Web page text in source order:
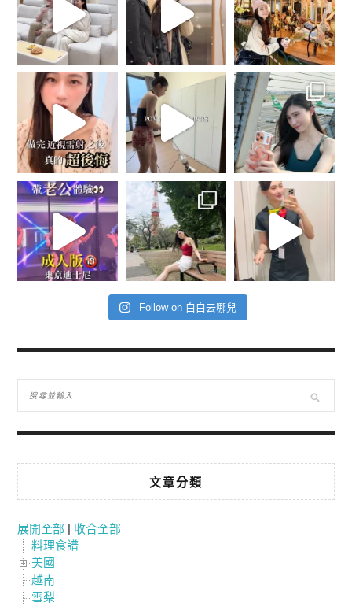
Follow on 白白去哪兒
文章分類
展開全部 | 收合全部
料理食譜
美國
越南
雪梨